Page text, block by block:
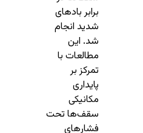
برابر بادهای
شدید انجام
شد. این
مطالعات با
تمرکز بر
پایداری
مکانیکی
سقف‌ها تحت
فشارهای